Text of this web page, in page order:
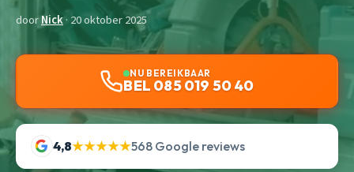
doorNick· 20 oktober 2025
NU BEREIKBAAR
BEL 085 019 50 40
4,8★★★★★568 Google reviews